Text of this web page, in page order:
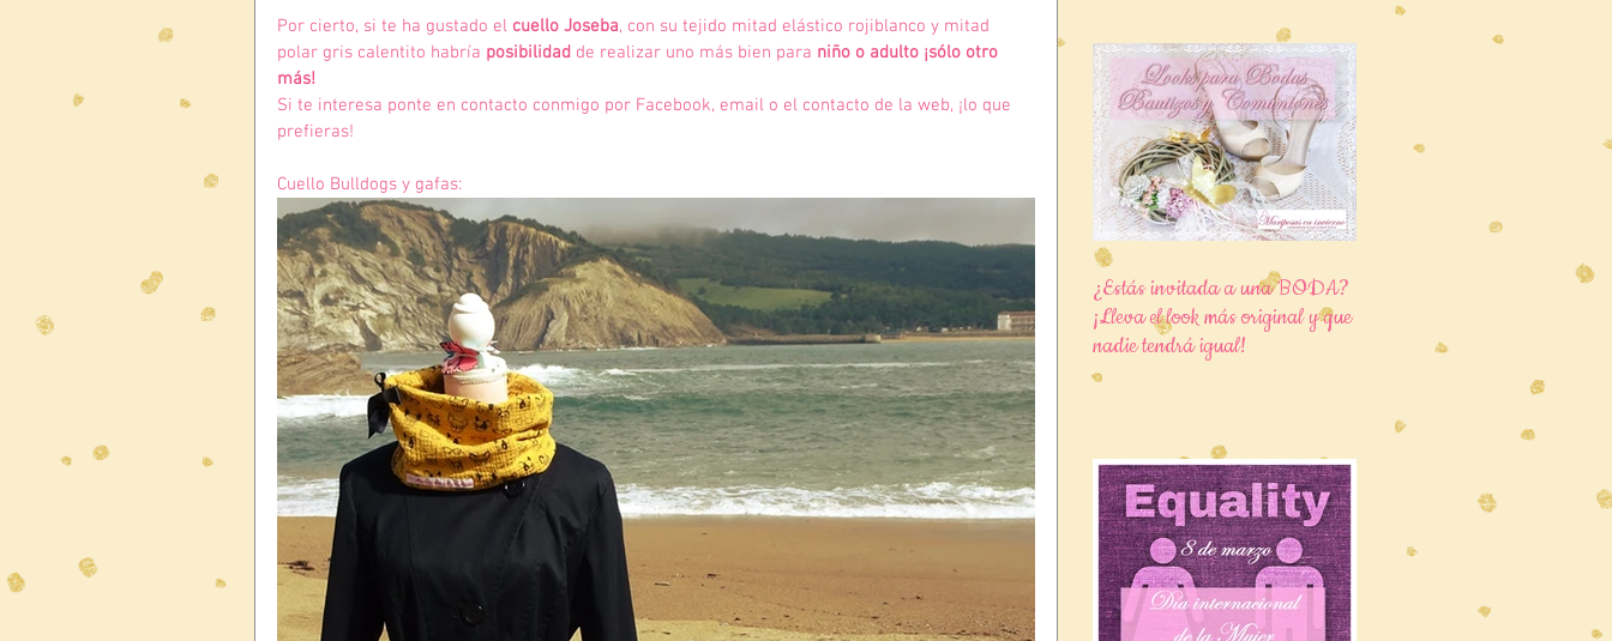
Por cierto, si te ha gustado el cuello Joseba, con su tejido mitad elástico rojiblanco y mitad
polar gris calentito habría posibilidad de realizar uno más bien para niño o adulto ¡sólo otro
más!
Si te interesa ponte en contacto conmigo por Facebook, email o el contacto de la web, ¡lo que
prefieras!
Cuello Bulldogs y gafas:
¿Estás invitada a una BODA?
¡Lleva el look más original y que
nadie tendrá igual!